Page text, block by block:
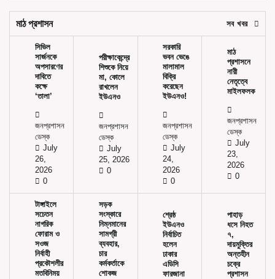
মাঠ প্রশাসন সব খবর
সিভিল
সার্জনকে
অপসারণের
দাবিতে
কক্ষে
‘তালা’
জনপ্রশাসন
ডেস্ক
July
26,
2026
0
পরীক্ষাকেন্দ্রে
শিশুকে নিয়ে
মা, কোলে
রাখলেন
ইউএনও
জনপ্রশাসন
ডেস্ক
July
25, 2026
0
সরকারি
ভবন ভেঙে
মালামাল
বিক্রি
করেছেন
ইউএনও!
জনপ্রশাসন
ডেস্ক
July
24,
2026
0
মাঠ
প্রশাসনে
নারী
নেতৃত্বে
মাইলফলক
জনপ্রশাসন
ডেস্ক
July
23,
2026
0
টাঙ্গাইলে
সচেতন
নাগরিক
ফোরাম ও
সওজ
নির্বাহী
প্রকৌশলীর
মতবিনিময়
সড়ক
সংস্কারে
নিম্নমানের
সামগ্রী
ব্যবহার,
চার
কর্মকর্তাকে
শোকজ
শ্রেষ্ঠ
ইউএনও
নির্বাচিত
হলেন
ঢাকার
এডিসি
ফারজানা
পাহাড়
ধসে নিহত
৭,
দায়মুক্তির
অন্তহীন
চক্রে
প্রশাসন